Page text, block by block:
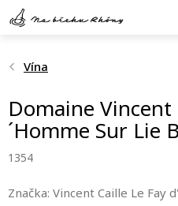
Přejít
na
Vína
Domaine Vincent
´Homme Sur Lie
1354
Značka: Vincent Caille Le Fay